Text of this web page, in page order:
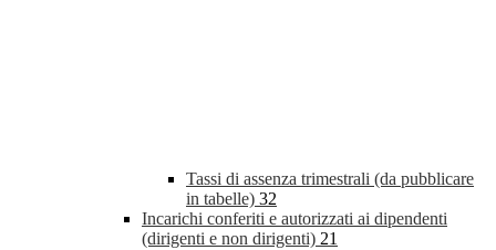
Tassi di assenza trimestrali (da pubblicare
in tabelle) 32
Incarichi conferiti e autorizzati ai dipendenti
(dirigenti e non dirigenti) 21